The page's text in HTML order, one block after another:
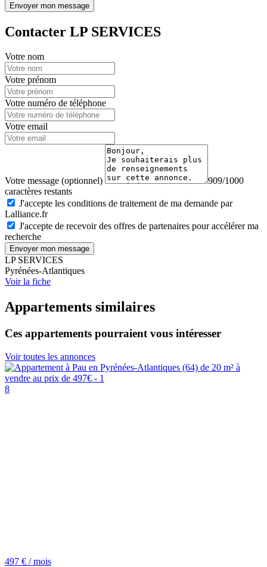
Envoyer mon message
Contacter LP SERVICES
Votre nom
Votre prénom
Votre numéro de téléphone
Votre email
Votre message (optionnel)
909/1000
caractères restants
J'accepte les conditions de traitement de ma demande par
Lalliance.fr
J'accepte de recevoir des offres de partenaires pour accélérer ma
recherche
Envoyer mon message
LP SERVICES
Pyrénées-Atlantiques
Voir la fiche
Appartements similaires
Ces appartements pourraient vous intéresser
Voir toutes les annonces
8
497 € / mois